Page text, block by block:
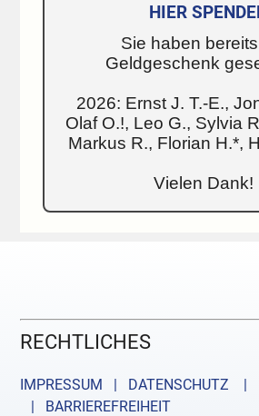
HIER
Sie haben
Geldgeschenk
2026: Ernst J. T.-E.,
Olaf O.!, Leo G., Sylvia
Markus R., Florian H.*,
Vielen Dank!
RECHTLICHES
IMPRESSUM | DATENSCHUTZ |
| BARRIEREFREIHEIT